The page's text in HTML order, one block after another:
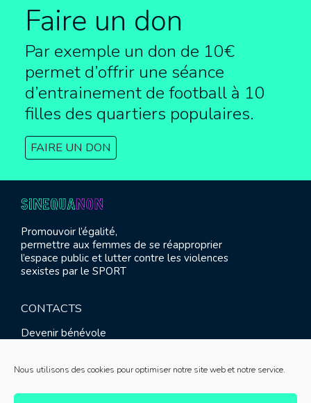
Nous utilisons des cookies pour optimiser notre site web et notre service.
Faire un don
Par exemple un don de 10€
permet d’offrir une séance
d’entrainement de football à 10
filles des quartiers populaires.
FAIRE UN DON
Promouvoir l’égalité,
permettre aux femmes de se réapproprier
l’espace public et lutter contre les violences
sexistes par le SPORT
CONTACTS
Devenir bénévole
Contact